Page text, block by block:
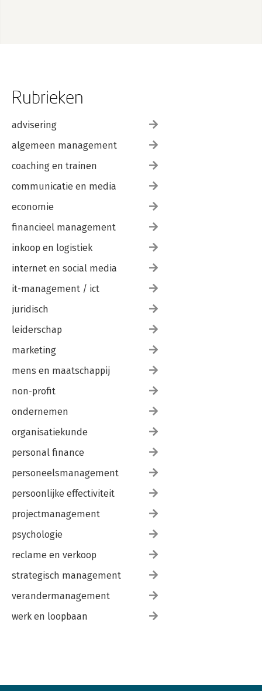
Rubrieken
advisering
algemeen management
coaching en trainen
communicatie en media
economie
financieel management
inkoop en logistiek
internet en social media
it-management / ict
juridisch
leiderschap
marketing
mens en maatschappij
non-profit
ondernemen
organisatiekunde
personal finance
personeelsmanagement
persoonlijke effectiviteit
projectmanagement
psychologie
reclame en verkoop
strategisch management
verandermanagement
werk en loopbaan